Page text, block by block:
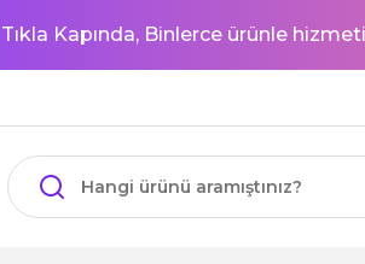
Kapında, Binlerce ürünle